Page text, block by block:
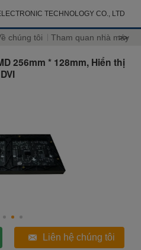
TECHNOLOGY CO., LTD
chúng tôi Tham quan nhà máy
>>
256mm * 128mm, Hiển thị
Liên hệ chúng tôi